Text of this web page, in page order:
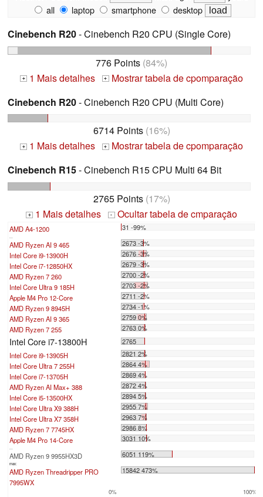
all
laptop smartphone desktop
Cinebench R20- Cinebench R20 CPU (Single Core)
776 Points (84%)
+ 1 Mais detalhes + Mostrar tabela de cpomparação
Cinebench R20- Cinebench R20 CPU (Multi Core)
6714 Points(16%)
+ 1 Mais detalhes + Mostrar tabela de cpomparação
Cinebench R15- Cinebench R15 CPU Multi 64 Bit
2765 Points(17%)
+ 1 Mais detalhes - Ocultar tabela de cmparação
AMD A4-1200 31 -99%
...
AMD Ryzen AI 9 465
2673 -3%
Intel Core i9-13900H
2676 -3%
Intel Core i7-12850HX
2679 -3%
AMD Ryzen 7 260
2700 -2%
Intel Core Ultra 9 185H
2703 -2%
Apple M4 Pro 12-Core
2711 -2%
AMD Ryzen 9 8945H
2734 -1%
AMD Ryzen AI 9 365
2759 0%
AMD Ryzen 7 255
2763 0%
Intel Core i7-13800H
2765
Intel Core i9-13905H
2821 2%
Intel Core Ultra 7 255H
2864 4%
Intel Core i7-13705H
2869 4%
AMD Ryzen AI Max+ 388
2872 4%
Intel Core i5-13500HX
2894 5%
Intel Core Ultra X9 388H
2955 7%
Intel Core Ultra X7 358H
2963 7%
AMD Ryzen 7 7745HX
2986 8%
Apple M4 Pro 14-Core
3031 10%
...
AMD Ryzen 9 9955HX3D 6051 119%
max:
AMD Ryzen Threadripper PRO
7995WX
15842 473%
0% 100%